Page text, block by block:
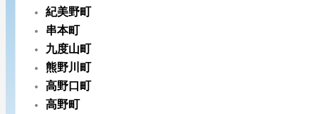
紀美野町
串本町
九度山町
熊野川町
高野口町
高野町